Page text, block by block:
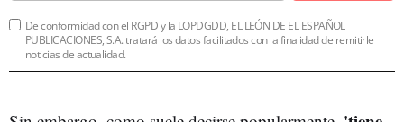
De conformidad con el RGPD y la LOPDGDD, EL LEÓN DE EL ESPAÑOL
PUBLICACIONES, S.A. tratará los datos facilitados con la finalidad de remitirle
noticias de actualidad.